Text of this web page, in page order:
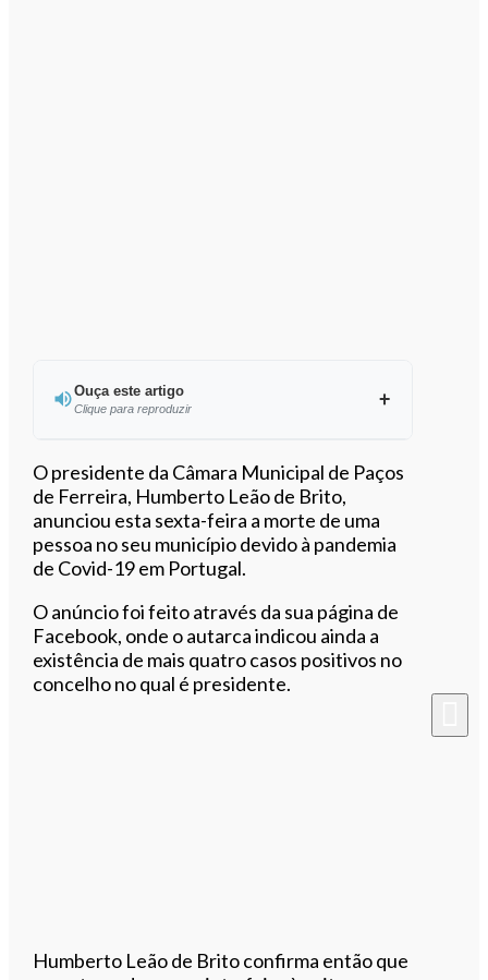
Ouça este artigo
Clique para reproduzir
Ouvir este artigo
O presidente da Câmara Municipal de Paços
de Ferreira, Humberto Leão de Brito,
anunciou esta sexta-feira a morte de uma
pessoa no seu município devido à pandemia
de Covid-19 em Portugal.
O anúncio foi feito através da sua página de
Facebook, onde o autarca indicou ainda a
existência de mais quatro casos positivos no
concelho no qual é presidente.
Humberto Leão de Brito confirma então que